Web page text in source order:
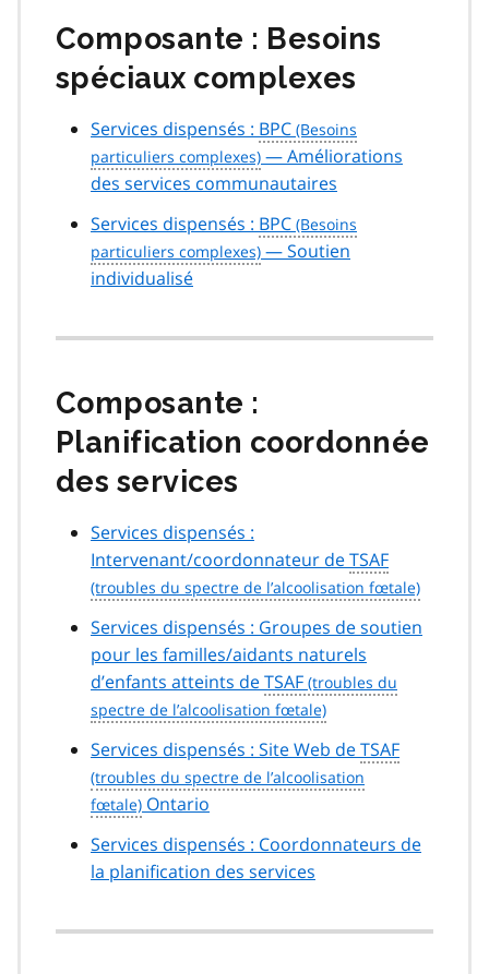
Composante : Besoins
spéciaux complexes
Services dispensés : BPC
— Améliorations
des services communautaires
Services dispensés : BPC
— Soutien
individualisé
Composante :
Planification coordonnée
des services
Services dispensés :
Intervenant/coordonnateur deTSAF
Services dispensés : Groupes de soutien
pour les familles/aidants naturels
d’enfants atteints deTSAF
Services dispensés : Site Web deTSAF
Ontario
Services dispensés : Coordonnateurs de
la planification des services